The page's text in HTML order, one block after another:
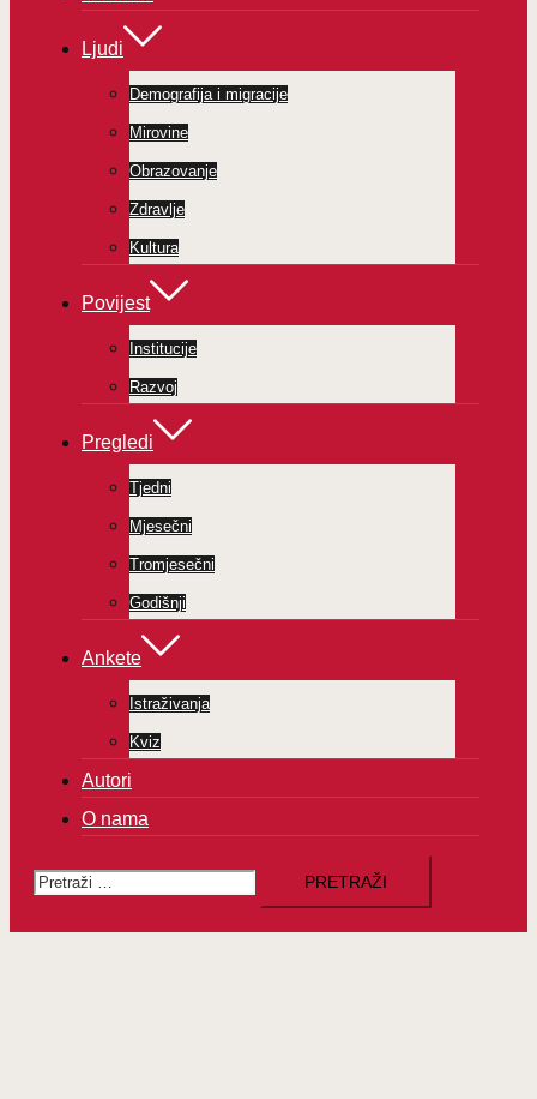
Ljudi
Demografija i migracije
Mirovine
Obrazovanje
Zdravlje
Kultura
Povijest
Institucije
Razvoj
Pregledi
Tjedni
Mjesečni
Tromjesečni
Godišnji
Ankete
Istraživanja
Kviz
Autori
O nama
Pretraži: